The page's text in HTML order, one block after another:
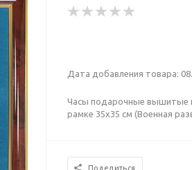
Дата добавления товара:
Часы подарочные вышитые
рамке 35х35 см (Военная
Поделиться